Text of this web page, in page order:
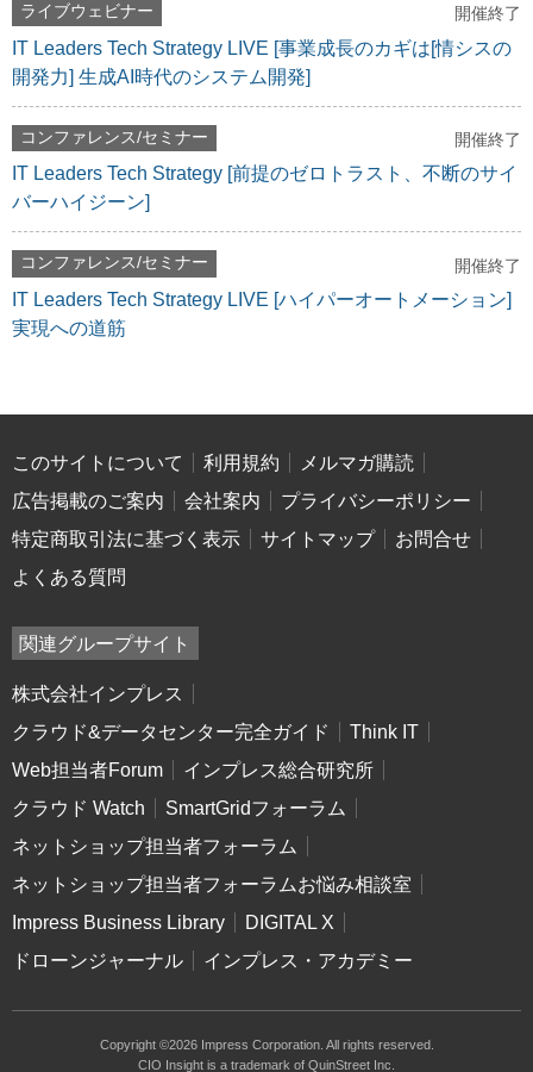
ライブウェビナー 開催終了
IT Leaders Tech Strategy LIVE [事業成長のカギは[情シスの
開発力] 生成AI時代のシステム開発]
コンファレンス/セミナー 開催終了
IT Leaders Tech Strategy [前提のゼロトラスト、不断のサイ
バーハイジーン]
コンファレンス/セミナー 開催終了
IT Leaders Tech Strategy LIVE [ハイパーオートメーション]
実現への道筋
このサイトについて 利用規約
メルマガ購読
広告掲載のご案内
会社案内
プライバシーポリシー
特定商取引法に基づく表示
サイトマップ
お問合せ
よくある質問
関連グループサイト
株式会社インプレス
クラウド&データセンター完全ガイド
Think IT
Web担当者Forum
インプレス総合研究所
クラウド Watch
SmartGridフォーラム
ネットショップ担当者フォーラム
ネットショップ担当者フォーラムお悩み相談室
Impress Business Library
DIGITAL X
ドローンジャーナル
インプレス・アカデミー
Copyright ©2026 Impress Corporation. All rights reserved.
CIO Insight is a trademark of QuinStreet Inc.